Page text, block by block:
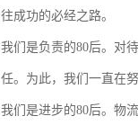
往成功的必经之路。
我们是负责的80后。对
任。为此，我们一直在
我们是进步的80后。物